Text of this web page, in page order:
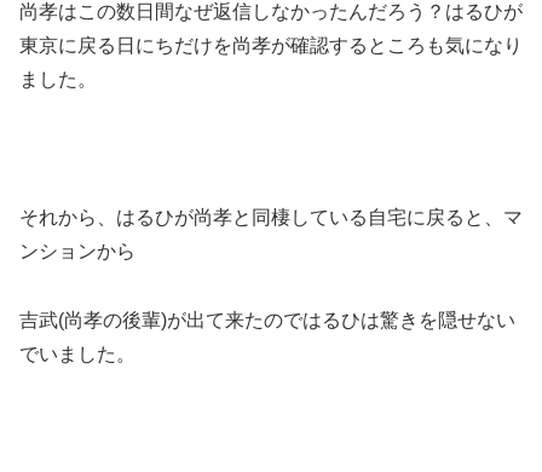
尚孝はこの数日間なぜ返信しなかったんだろう？はるひが
東京に戻る日にちだけを尚孝が確認するところも気になり
ました。
それから、はるひが尚孝と同棲している自宅に戻ると、マ
ンションから
吉武(尚孝の後輩)が出て来たのではるひは驚きを隠せない
でいました。